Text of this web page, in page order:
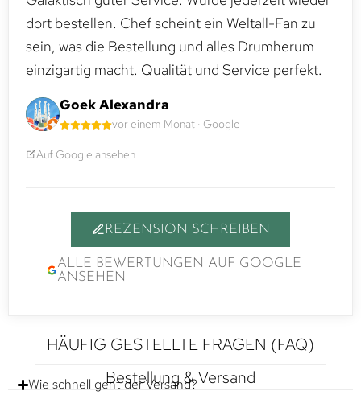
dort bestellen. Chef scheint ein Weltall-Fan zu
sein, was die Bestellung und alles Drumherum
einzigartig macht. Qualität und Service perfekt.
Goek Alexandra
vor einem Monat · Google
Auf Google ansehen
REZENSION SCHREIBEN
ALLE BEWERTUNGEN AUF GOOGLE
ANSEHEN
HÄUFIG GESTELLTE FRAGEN (FAQ)
Bestellung & Versand
Wie schnell geht der Versand?